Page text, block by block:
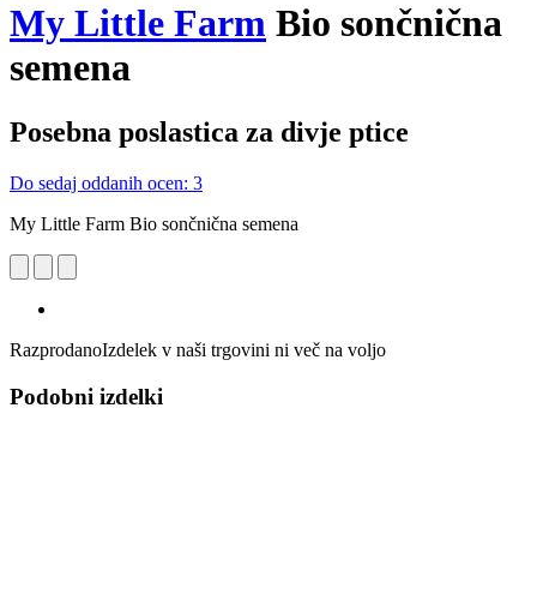
My Little Farm Bio sončnična
semena
Posebna poslastica za divje ptice
Do sedaj oddanih ocen: 3
My Little Farm Bio sončnična semena
RazprodanoIzdelek v naši trgovini ni več na voljo
Podobni izdelki